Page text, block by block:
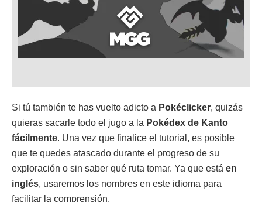
Si tú también te has vuelto adicto a Pokéclicker, quizás
quieras sacarle todo el jugo a la Pokédex de Kanto
fácilmente. Una vez que finalice el tutorial, es posible
que te quedes atascado durante el progreso de su
exploración o sin saber qué ruta tomar. Ya que está en
inglés, usaremos los nombres en este idioma para
facilitar la comprensión.